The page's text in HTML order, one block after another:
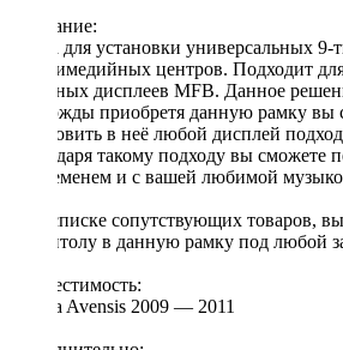
Описание:
Рамка для установки универсальных
мультимедийных центров. Подходит
овальных дисплеев MFB. Данное
единожды приобретя данную рамку вы
установить в неё любой дисплей
Благодаря такому подходу вы сможете
со временем и с вашей любимой
[!] В списке сопутствующих товаров,
магнитолу в данную рамку под любой
Совместимость:
Toyota Avensis 2009 — 2011